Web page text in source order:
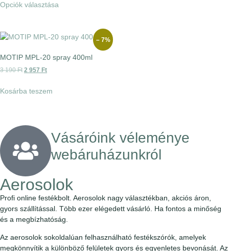
Opciók választása
– 7%
MOTIP MPL-20 spray 400ml
3 190Ft 2 957 Ft
Kosárba teszem
Vásáróink véleménye
webáruházunkról
Aerosolok
Profi online festékbolt. Aerosolok nagy választékban, akciós áron,
gyors szállítással. Több ezer elégedett vásárló. Ha fontos a minőség
és a megbízhatóság.
Az aerosolok sokoldalúan felhasználható festékszórók, amelyek
megkönnyítik a különböző felületek gyors és egyenletes bevonását. Az